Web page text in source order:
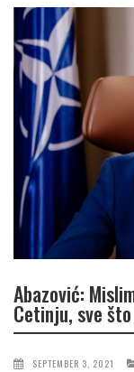
Abazović:
Cetinju, sve
SEPTEMBER 3, 2021